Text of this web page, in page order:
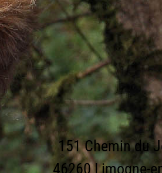
151 Chemin du
46260 Limogne-